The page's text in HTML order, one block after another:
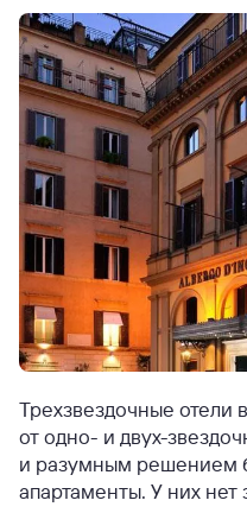
Трехзвездочные отели
от одно- и двух-
и разумным решением
апартаменты. У них нет